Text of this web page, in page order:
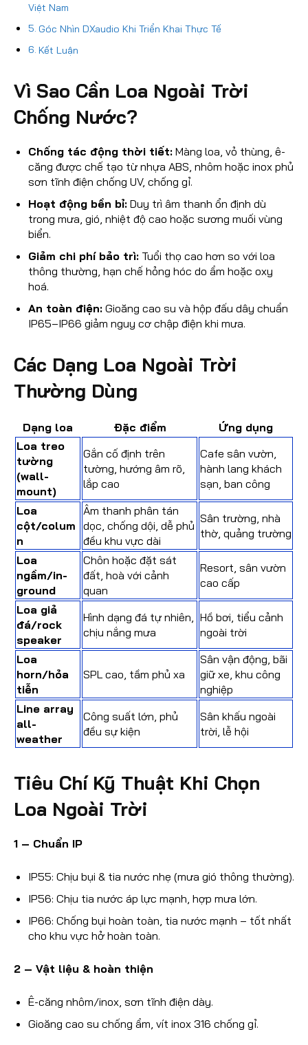
Việt Nam
Góc Nhìn DXaudio Khi Triển Khai Thực Tế
Kết Luận
Vì Sao Cần Loa Ngoài Trời
Chống Nước?
Chống tác động thời tiết: Màng loa, vỏ thùng, ê-
căng được chế tạo từ nhựa ABS, nhôm hoặc inox phủ
sơn tĩnh điện chống UV, chống gỉ.
Hoạt động bền bỉ: Duy trì âm thanh ổn định dù
trong mưa, gió, nhiệt độ cao hoặc sương muối vùng
biển.
Giảm chi phí bảo trì: Tuổi thọ cao hơn so với loa
thông thường, hạn chế hỏng hóc do ẩm hoặc oxy
hoá.
An toàn điện: Gioăng cao su và hộp đấu dây chuẩn
IP65–IP66 giảm nguy cơ chập điện khi mưa.
Các Dạng Loa Ngoài Trời
Thường Dùng
Dạng loa Đặc điểm
Ứng dụng
Loa treo
tường
(wall-
mount)
Gắn cố định trên
tường, hướng âm rõ,
lắp cao
Cafe sân vườn,
hành lang khách
sạn, ban công
Loa
cột/colum
n
Âm thanh phân tán
dọc, chống dội, dễ phủ
đều khu vực dài
Sân trường, nhà
thờ, quảng trường
Loa
ngầm/in-
ground
Chôn hoặc đặt sát
đất, hoà với cảnh
quan
Resort, sân vườn
cao cấp
Loa giả
đá/rock
speaker
Hình dạng đá tự nhiên,
chịu nắng mưa
Hồ bơi, tiểu cảnh
ngoài trời
Loa
horn/hỏa
tiễn
SPL cao, tầm phủ xa
Sân vận động, bãi
giữ xe, khu công
nghiệp
Line array
all-
weather
Công suất lớn, phủ
đều sự kiện
Sân khấu ngoài
trời, lễ hội
Tiêu Chí Kỹ Thuật Khi Chọn
Loa Ngoài Trời
1 – Chuẩn IP
IP55: Chịu bụi & tia nước nhẹ (mưa gió thông thường).
IP56: Chịu tia nước áp lực mạnh, hợp mưa lớn.
IP66: Chống bụi hoàn toàn, tia nước mạnh – tốt nhất
cho khu vực hở hoàn toàn.
2 – Vật liệu & hoàn thiện
Ê-căng nhôm/inox, sơn tĩnh điện dày.
Gioăng cao su chống ẩm, vít inox 316 chống gỉ.